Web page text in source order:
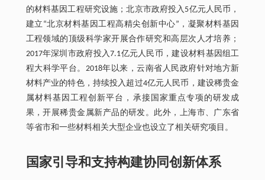
的材料基因工程研究设施；北京市政府投入5亿元人民币，
建立“北京材料基因工程高精尖创新中心”，凝聚材料基因
工程领域的顶级科学家开展合作研究和高层次人才培养；
2017年深圳市政府投入7.1亿元人民币，建设材料基因组工
程大科学平台。2018年以来，云南省人民政府针对地方新
材料产业的特色，持续投入超过4亿元人民币，建设稀贵金
属材料基因工程创新平台，承接国家重点专项的研发成
果，开展稀贵金属新产品的研发。此外，上海市、广东省
等省市和一些材料相关大型企业也设立了相关研究项目。
国家引导和支持构建协同创新体系